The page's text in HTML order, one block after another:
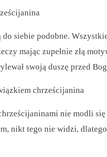
siebie podobne.
mając zupełnie złą
swoją duszę przed
chrześcijanina
nie modli
nikt tego nie widzi,